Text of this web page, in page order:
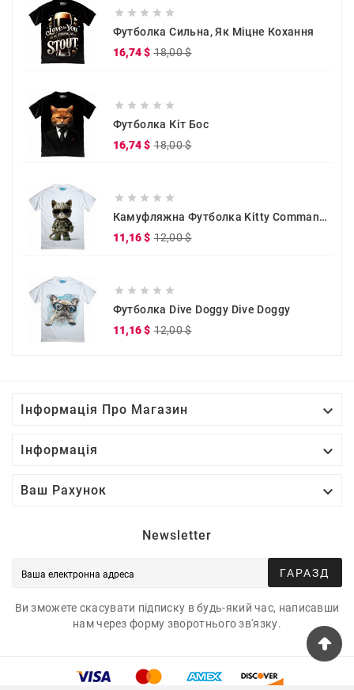
    
Футболка Сильна, Як Міцне Кохання
16,74 $ 18,00 $
    
Футболка Кіт Бос
16,74 $ 18,00 $
    
Камуфляжна Футболка Kitty Commander
11,16 $ 12,00 $
    
Футболка Dive Doggy Dive Doggy
11,16 $ 12,00 $
Інформація Про Магазин 
Інформація 
Ваш Рахунок 
Newsletter
ГАРАЗД
Ви зможете скасувати підписку в будь-який час, написавши
нам через форму зворотнього зв'язку.